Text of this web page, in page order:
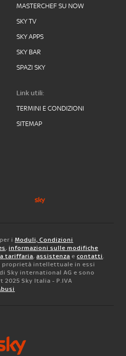
MASTERCHEF SU NOW
SKY TV
SKY APPS
SKY BAR
SPAZI SKY
Link utili:
TERMINI E CONDIZIONI
SITEMAP
i Moduli, Condizioni
, informazioni sulle modifiche
tariffaria, assistenza e contatti.
intellettuale in essi
Sky international AG e sono
Sky Italia - P.IVA